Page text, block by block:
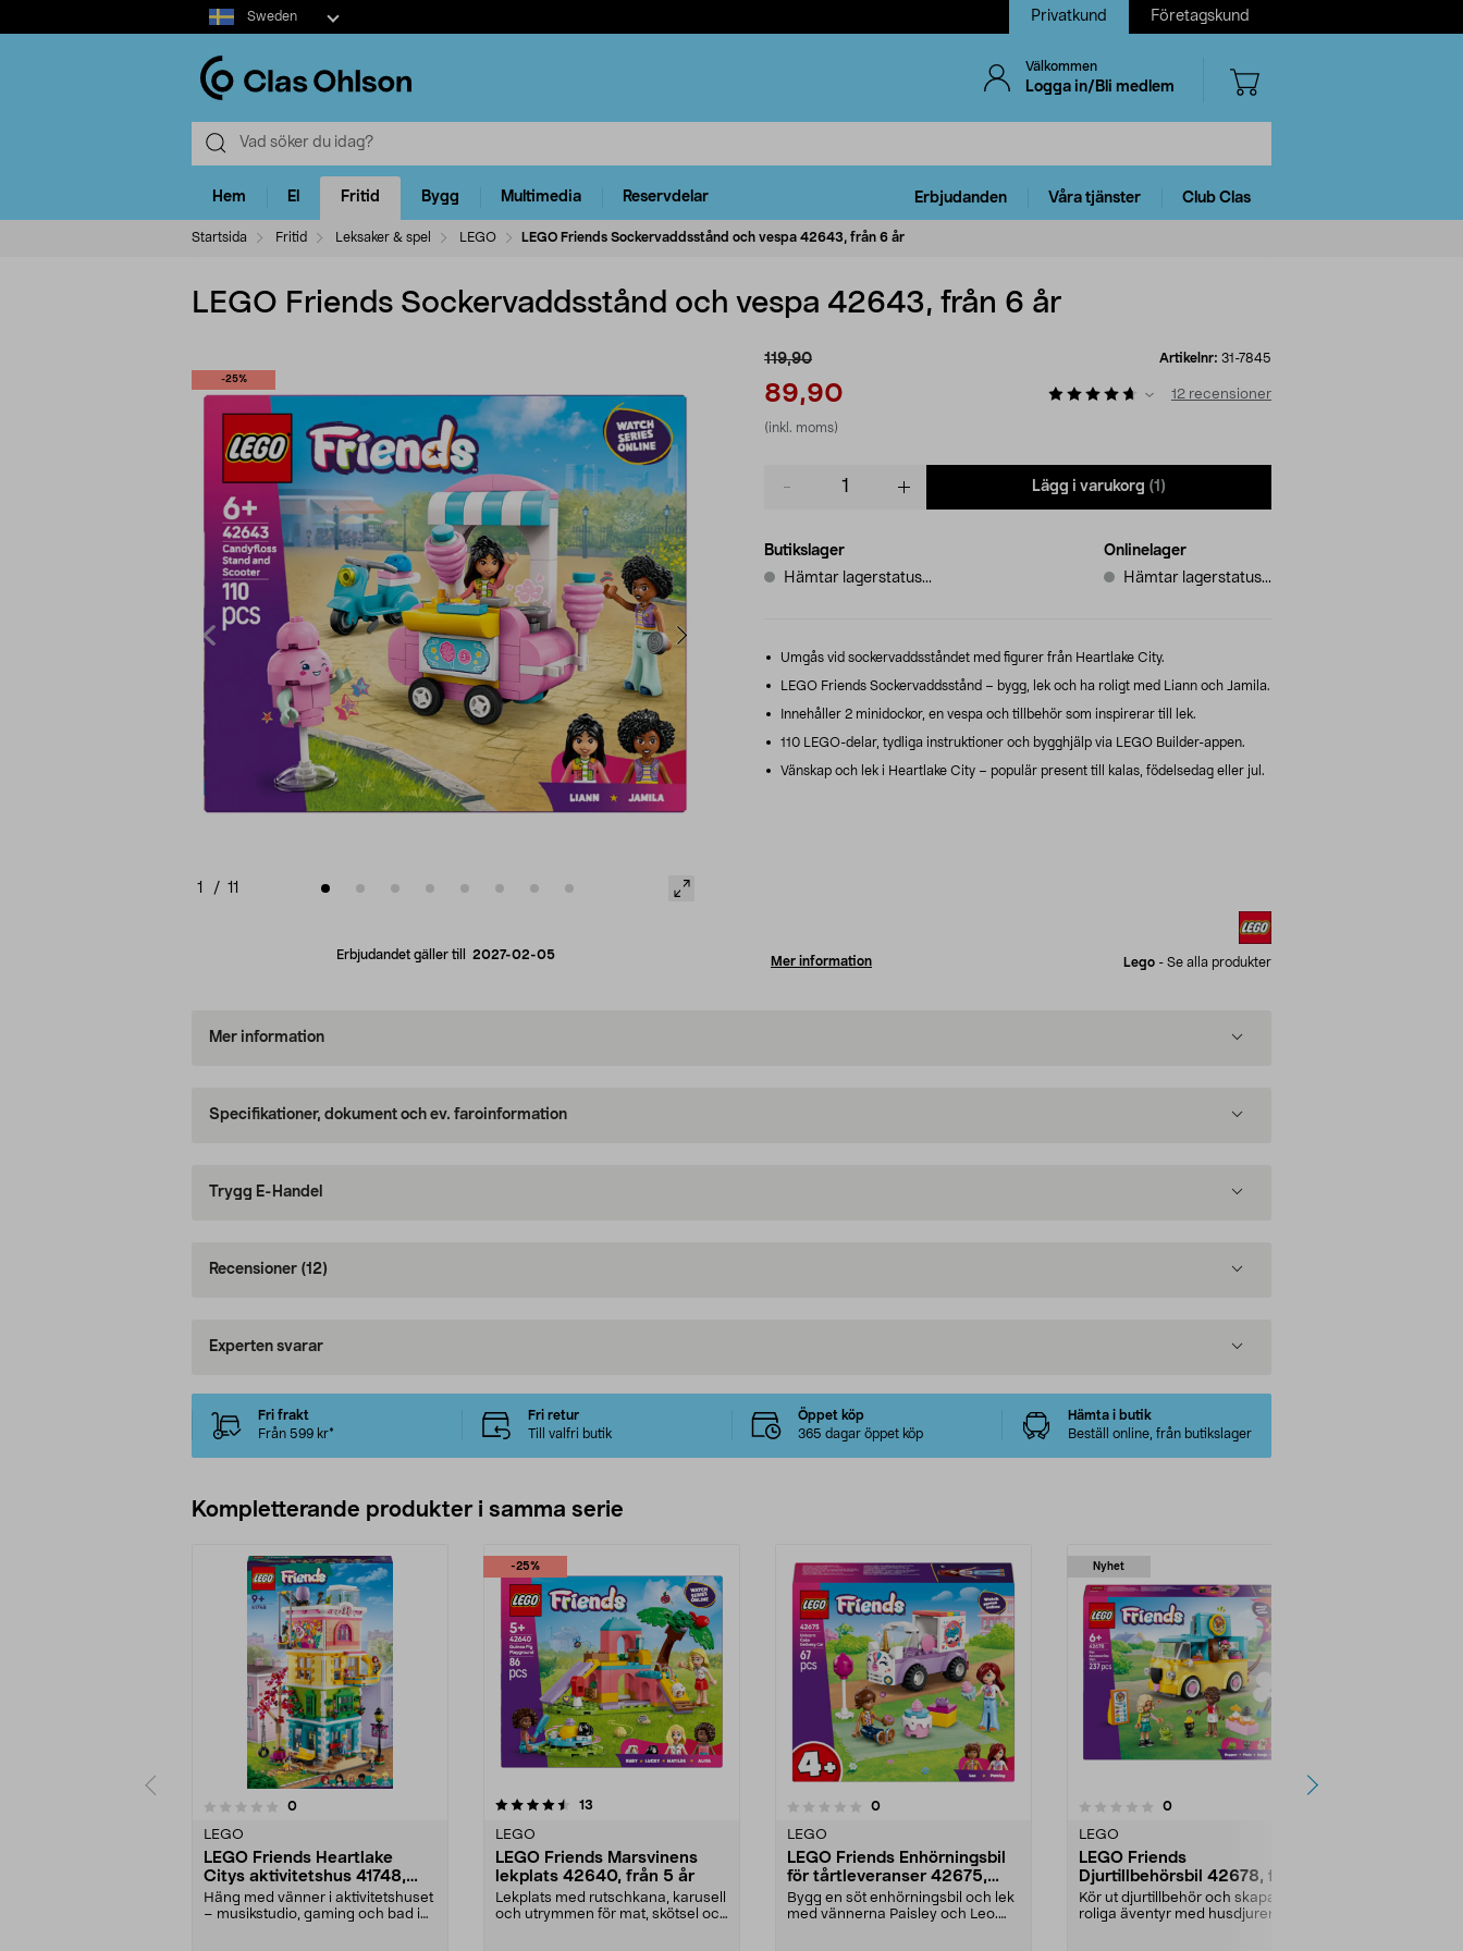
Select
market
Sweden Privatkund Företagskund
Välkommen
Logga in/Bli medlem
Hem El Fritid Bygg Multimedia Reservdelar Erbjudanden Våra tjänster Club Clas
Startsida Fritid Leksaker & spel LEGO LEGO Friends Sockervaddsstånd och vespa 42643, från 6 år
LEGO Friends Sockervaddsstånd och vespa 42643, från 6 år
-25%
1 / 11
Erbjudandet gäller till 2027-02-05
119,90
89,90
(inkl. moms)
Artikelnr: 31-7845
12 recensioner
Lägg i varukorg (1)
Butikslager
Hämtar lagerstatus...
Onlinelager
Hämtar lagerstatus...
Umgås vid sockervaddsståndet med figurer från Heartlake City.
LEGO Friends Sockervaddsstånd – bygg, lek och ha roligt med Liann och Jamila.
Innehåller 2 minidockor, en vespa och tillbehör som inspirerar till lek.
110 LEGO-delar, tydliga instruktioner och bygghjälp via LEGO Builder-appen.
Vänskap och lek i Heartlake City – populär present till kalas, födelsedag eller jul.
Mer information Lego - Se alla produkter
Mer information
Specifikationer, dokument och ev. faroinformation
Trygg E-Handel
Recensioner (12)
Experten svarar
Fri frakt
Från 599 kr*
Fri retur
Till valfri butik
Öppet köp
365 dagar öppet köp
Hämta i butik
Beställ online, från butikslager
Kompletterande produkter i samma serie
0recensioner
LEGO
LEGO Friends Heartlake
Citys aktivitetshus 41748,
från 9 år
Häng med vänner i aktivitetshuset
– musikstudio, gaming och bad i
-25%
4.5av 5 stjärnor 13
LEGO
LEGO Friends Marsvinens
lekplats 42640, från 5 år
Lekplats med rutschkana, karusell
och utrymmen för mat, skötsel och
0.0 av 5 stjärnor 0recensioner
LEGO
LEGO Friends Enhörningsbil
för tårtleveranser 42675,
från 4 år
Bygg en söt enhörningsbil och lek
med vännerna Paisley och Leo.
Nyhet
0.0 av 5 stjärnor 0recensioner
LEGO
LEGO Friends
Djurtillbehörsbil 42678, från
6 år
Kör ut djurtillbehör och skapa
roliga äventyr med husdjuren i